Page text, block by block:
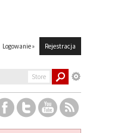
Logowanie » Rejestracja
Store